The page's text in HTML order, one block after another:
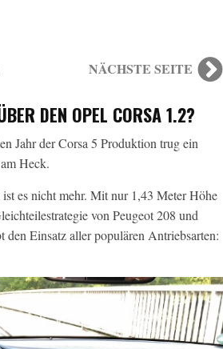
NÄCHSTE SEITE
DEN OPEL CORSA 1.2?
Jahr der Corsa 5 Produktion trug ein
Heck.
es nicht mehr. Mit nur 1,43 Meter Höhe
von Peugeot 208 und
Einsatz aller populären Antriebsarten: